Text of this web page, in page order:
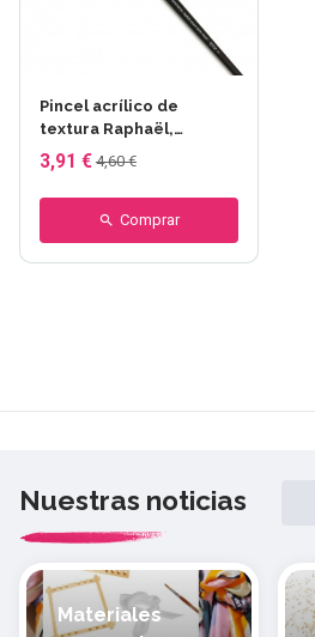
Pincel acrílico de
textura Raphaël,
desgastado, curvado,
serie 8702
3,91 € 4,60 €
Comprar
Nuestras noticias
Materiales